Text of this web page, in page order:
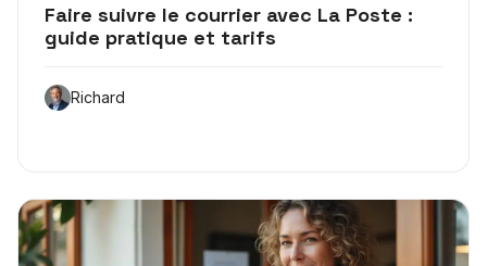
Faire suivre le courrier avec La Poste :
guide pratique et tarifs
Richard